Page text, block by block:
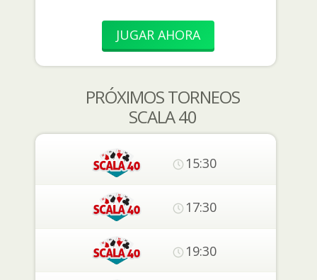
JUGAR AHORA
PRÓXIMOS TORNEOS
SCALA 40
15:30
17:30
19:30